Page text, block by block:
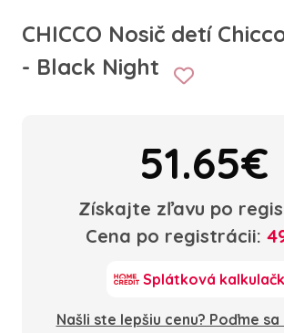
CHICCO Nosič detí
- Black Night
51.65€
Získajte zľavu po
Cena po registrácii:
Splátková
Našli ste lepšiu cenu? Poďme